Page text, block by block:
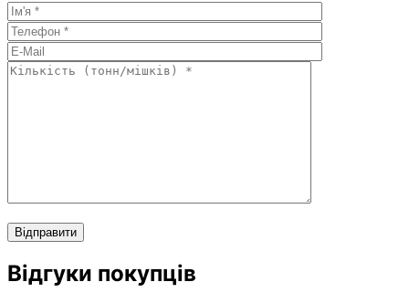
Відправити
Відгуки покупців